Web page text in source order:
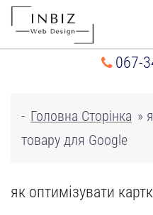
Перейти
067-
- Головна Сторінка »
товару для Google
як оптимізувати